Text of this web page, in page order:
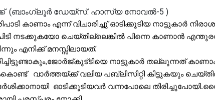
കാണാം എന്ന് വിചാരിച്ചു് ഓടിക്കൂടിയ നാട്ടുകാർ
നടക്കുകയോ ചെയ്തില്ലെങ്കിൽ പിന്നെ കാണാൻ
എനിക്ക് മനസ്സിലായത്.
വെടിയേറ്റ് കുട്ടി  മരിച്ചിട്ടുണ്ടാകും,ജോർജ്‌കുട്ടിയെ നാട്ടുകാർ തല്ലുന്നത്
വാർത്തയ്ക്ക് വലിയ പബ്ലിസിറ്റി കിട്ടുകയും
ഓടിക്കൂടിയവർ വന്നപോലെ